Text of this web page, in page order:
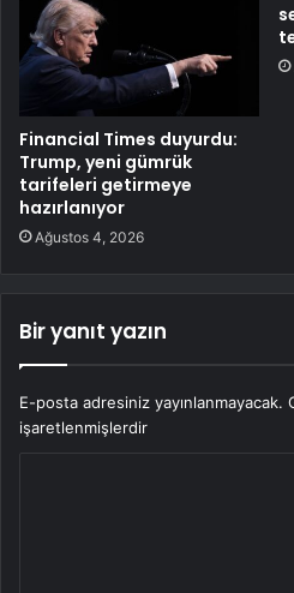
Financial Times duyurdu:
Trump, yeni gümrük
tarifeleri getirmeye
hazırlanıyor
Ağustos 4, 2026
Bir yanıt yazın
E-posta adresiniz yayınlanmayacak.
işaretlenmişlerdir